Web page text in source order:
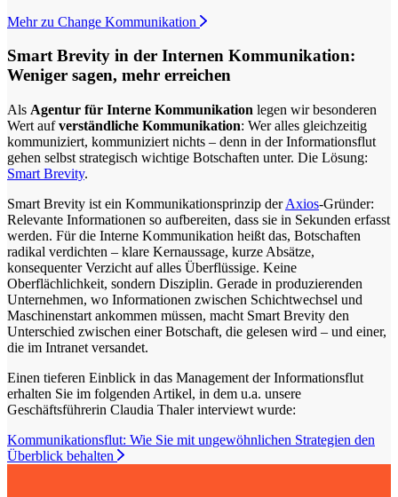
Mehr zu Change Kommunikation
Smart Brevity in der Internen Kommunikation:
Weniger sagen, mehr erreichen
Als Agentur für Interne Kommunikation legen wir besonderen
Wert aufverständliche Kommunikation: Wer alles gleichzeitig
kommuniziert, kommuniziert nichts – denn in der Informationsflut
gehen selbst strategisch wichtige Botschaften unter. Die Lösung:
Smart Brevity.
Smart Brevity ist ein Kommunikationsprinzip derAxios-Gründer:
Relevante Informationen so aufbereiten, dass sie in Sekunden erfasst
werden. Für die Interne Kommunikation heißt das, Botschaften
radikal verdichten – klare Kernaussage, kurze Absätze,
konsequenter Verzicht auf alles Überflüssige. Keine
Oberflächlichkeit, sondern Disziplin. Gerade in produzierenden
Unternehmen, wo Informationen zwischen Schichtwechsel und
Maschinenstart ankommen müssen, macht Smart Brevity den
Unterschied zwischen einer Botschaft, die gelesen wird – und einer,
die im Intranet versandet.
Einen tieferen Einblick in das Management der Informationsflut
erhalten Sie im folgenden Artikel, in dem u.a. unsere
Geschäftsführerin Claudia Thaler interviewt wurde:
Kommunikationsflut: Wie Sie mit ungewöhnlichen Strategien den
Überblick behalten